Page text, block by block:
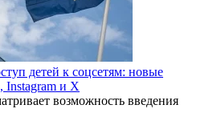
детей к соцсетям: новые
Instagram и X
возможность введения